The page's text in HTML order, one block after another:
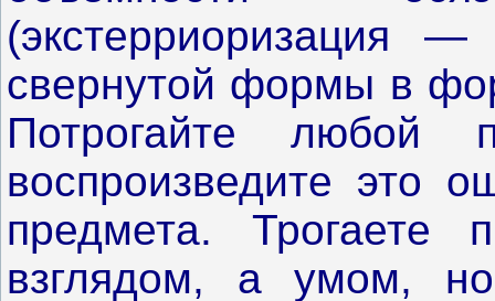
(экстерриоризация
свернутой формы в
Потрогайте любой
воспроизведите это
предмета. Трогаете
взглядом, а умом,